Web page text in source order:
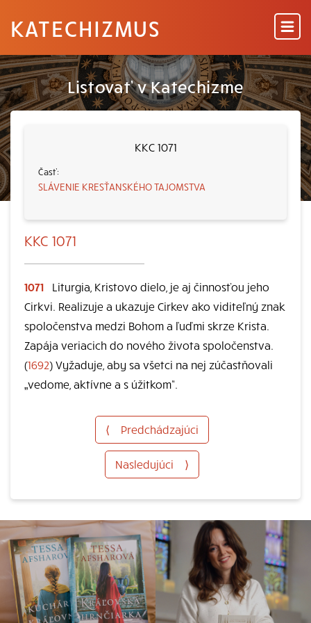
KATECHIZMUS
Listovať v Katechizme
KKC 1071
SLÁVENIE KRESŤANSKÉHO TAJOMSTVA
KKC 1071
1071
Liturgia, Kristovo dielo, je aj činnosťou jeho
Cirkvi. Realizuje a ukazuje Cirkev ako viditeľný znak
spoločenstva medzi Bohom a ľuďmi skrze Krista.
Zapája veriacich do nového života spoločenstva.
(1692) Vyžaduje, aby sa všetci na nej zúčastňovali
„vedome, aktívne a s úžitkom“.
⟨ Predchádzajúci
Nasledujúci ⟩